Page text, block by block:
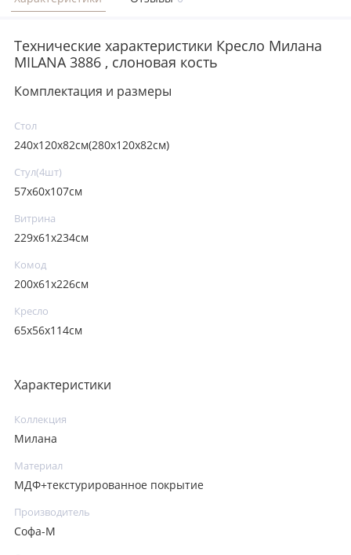
Технические характеристики Кресло Милана
MILANA 3886 , слоновая кость
Комплектация и размеры
Стoл
240х120х82см(280х120х82см)
Стул(4шт)
57х60х107см
Витрина
229х61х234см
Комод
200х61х226см
Кресло
65х56х114см
Характеристики
Коллекция
Милана
Материал
МДФ+текстурированное покрытие
Производитель
Софа-М